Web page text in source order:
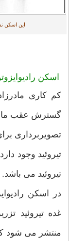
این اسکن
اسکن
کم کاری
گسترش عقب
تصویربرداری
تیروئید وجود
تیروئید می باشد.
در اسکن
غده تیروئید
منتشر می شود